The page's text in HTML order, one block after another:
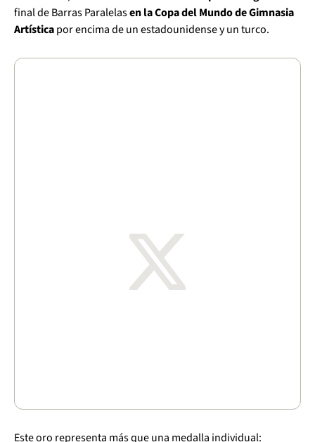
final de Barras Paralelasen la Copa del Mundo de Gimnasia
Artísticapor encima de un estadounidense y un turco.
Este oro representa más que una medalla individual: